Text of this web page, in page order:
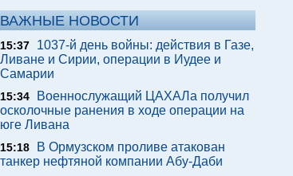
ВАЖНЫЕ НОВОСТИ
15:37
1037-й день войны: действия в Газе,
Ливане и Сирии, операции в Иудее и
Самарии
15:34
Военнослужащий ЦАХАЛа получил
осколочные ранения в ходе операции на
юге Ливана
15:18
В Ормузском проливе атакован
танкер нефтяной компании Абу-Даби